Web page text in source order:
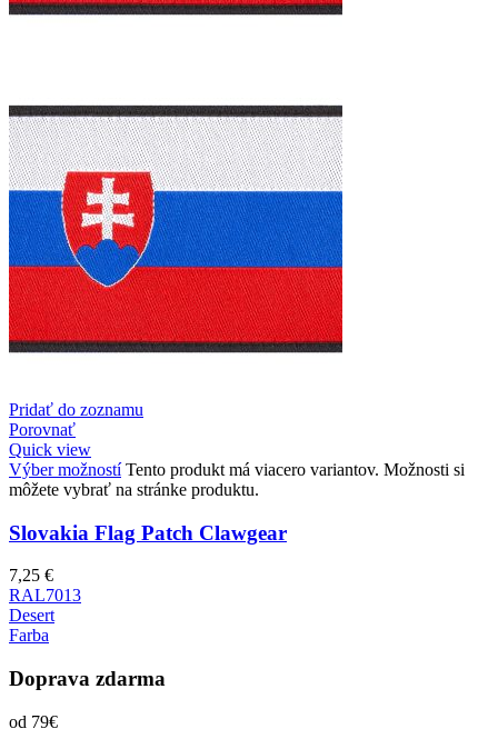
Pridať do zoznamu
Porovnať
Quick view
Výber možností Tento produkt má viacero variantov. Možnosti si
môžete vybrať na stránke produktu.
Slovakia Flag Patch Clawgear
7,25 €
RAL7013
Desert
Farba
Doprava zdarma
od 79€